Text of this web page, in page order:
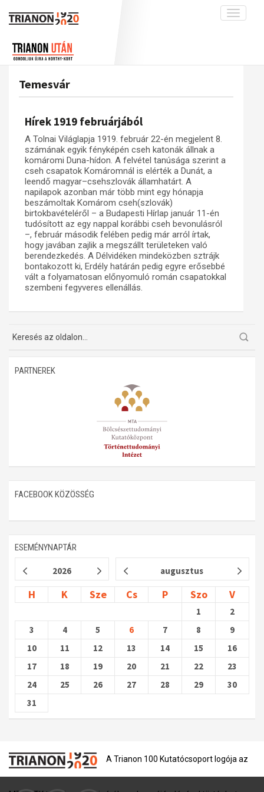
Toggle
A békerendszer megszilárdulása
Utókor és emlékezet
Galéria
Adatbázis
Emlékművek (feltöltés alatt)
Menekültek
Visszhang
Publikációk
Kapcsolat
Trianon-kommentár
Dokumentumok
A trianoni szerződés
Műhelymunkák
Temesvár
Hírek 1919 februárjából
A Tolnai Világlapja 1919. február 22-én megjelent 8.
számának egyik fényképén cseh katonák állnak a
komáromi Duna-hídon. A felvétel tanúsága szerint a
cseh csapatok Komáromnál is elérték a Dunát, a
leendő magyar–csehszlovák államhatárt. A
napilapok azonban már több mint egy hónapja
beszámoltak Komárom cseh(szlovák)
birtokbavételéről – a Budapesti Hírlap január 11-én
tudósított az egy nappal korábbi cseh bevonulásról
–, február második felében pedig már arról írtak,
hogy javában zajlik a megszállt területeken való
berendezkedés. A Délvidéken mindeközben sztrájk
bontakozott ki, Erdély határán pedig egyre erősebbé
vált a folyamatosan előnyomuló román csapatokkal
szembeni fegyveres ellenállás.
PARTNEREK
FACEBOOK KÖZÖSSÉG
ESEMÉNYNAPTÁR
2026 augusztus
H K Sze Cs P Szo V
1
2
3
4 5 6 7 8
9
10
11 12 13 14 15
16
17
18 19 20 21 22
23
24
25 26 27 28 29
30
31
A Trianon 100 Kutatócsoport logója az